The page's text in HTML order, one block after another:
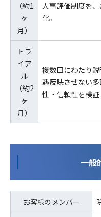
（約1
ヶ
月）
人事評価制度を
化。
トラ
イア
ル
（約2
ヶ
月）
複数回にわたり
遇反映させない
性・信頼性を検証
一般
お客様のメンバー